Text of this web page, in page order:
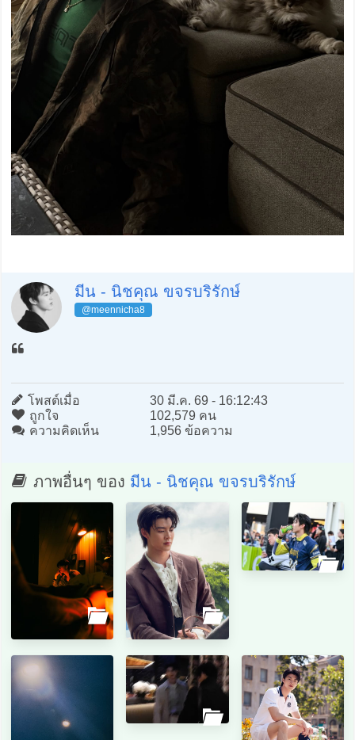
มีน - นิชคุณ ขจรบริรักษ์
@meennicha8
โพสต์เมื่อ
30 มี.ค. 69 - 16:12:43
ถูกใจ
102,579 คน
ความคิดเห็น
1,956 ข้อความ
ภาพอื่นๆ ของ มีน - นิชคุณ ขจรบริรักษ์